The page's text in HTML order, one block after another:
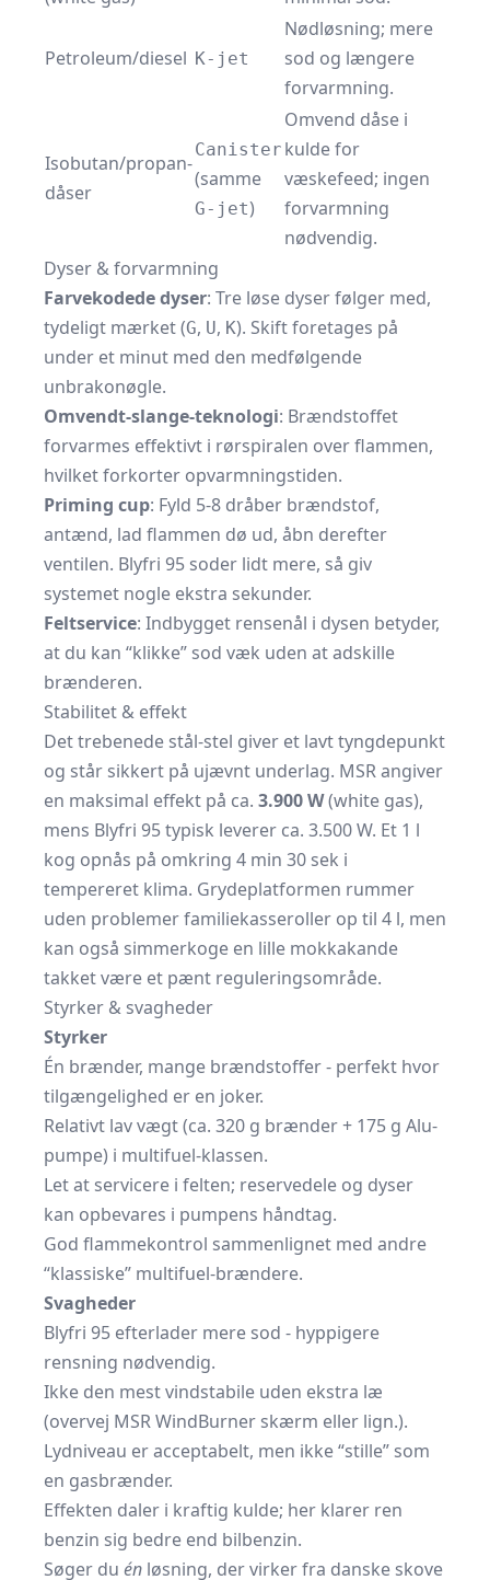
Petroleum/diesel K-jet
Nødløsning; mere
sod og længere
forvarmning.
Isobutan/propan-
dåser
Canister
(samme
G-jet)
Omvend dåse i
kulde for
væskefeed; ingen
forvarmning
nødvendig.
Dyser & forvarmning
Farvekodede dyser: Tre løse dyser følger med,
tydeligt mærket (G, U, K). Skift foretages på
under et minut med den medfølgende
unbrakonøgle.
Omvendt‐slange‐teknologi: Brændstoffet
forvarmes effektivt i rørspiralen over flammen,
hvilket forkorter opvarmningstiden.
Priming cup: Fyld 5-8 dråber brændstof,
antænd, lad flammen dø ud, åbn derefter
ventilen. Blyfri 95 soder lidt mere, så giv
systemet nogle ekstra sekunder.
Feltservice: Indbygget rensenål i dysen betyder,
at du kan “klikke” sod væk uden at adskille
brænderen.
Stabilitet & effekt
Det trebenede stål‐stel giver et lavt tyngdepunkt
og står sikkert på ujævnt underlag. MSR angiver
en maksimal effekt på ca. 3.900 W(white gas),
mens Blyfri 95 typisk leverer ca. 3.500 W. Et 1 l
kog opnås på omkring 4 min 30 sek i
tempereret klima. Grydeplatformen rummer
uden problemer familiekasseroller op til 4 l, men
kan også simmerkoge en lille mokkakande
takket være et pænt reguleringsområde.
Styrker & svagheder
Styrker
Én brænder, mange brændstoffer - perfekt hvor
tilgængelighed er en joker.
Relativt lav vægt (ca. 320 g brænder + 175 g Alu-
pumpe) i multifuel‐klassen.
Let at servicere i felten; reservedele og dyser
kan opbevares i pumpens håndtag.
God flammekontrol sammenlignet med andre
“klassiske” multifuel‐brændere.
Svagheder
Blyfri 95 efterlader mere sod - hyppigere
rensning nødvendig.
Ikke den mest vindstabile uden ekstra læ
(overvej MSR WindBurner skærm eller lign.).
Lydniveau er acceptabelt, men ikke “stille” som
en gasbrænder.
Effekten daler i kraftig kulde; her klarer ren
benzin sig bedre end bilbenzin.
Søger du én løsning, der virker fra danske skove